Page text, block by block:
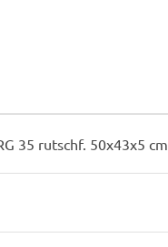
35 rutschf. 50x43x5 cm